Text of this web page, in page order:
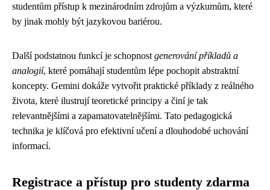
studentům přístup k mezinárodním zdrojům a výzkumům, které
by jinak mohly být jazykovou bariérou.
Další podstatnou funkcí je schopnost generování příkladů a
analogií, které pomáhají studentům lépe pochopit abstraktní
koncepty. Gemini dokáže vytvořit praktické příklady z reálného
života, které ilustrují teoretické principy a činí je tak
relevantnějšími a zapamatovatelnějšími. Tato pedagogická
technika je klíčová pro efektivní učení a dlouhodobé uchování
informací.
Registrace a přístup pro studenty zdarma